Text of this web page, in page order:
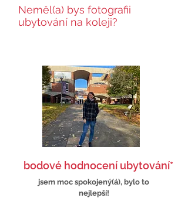
Neměl(a) bys fotografii
ubytování na koleji?
bodové hodnocení ubytování*
jsem moc spokojený(á), bylo to
nejlepší!